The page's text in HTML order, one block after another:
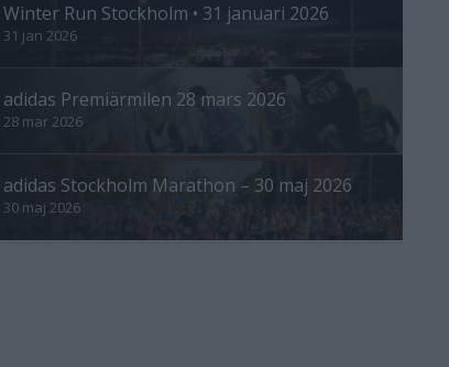
Winter Run Stockholm • 31 januari 2026
31 jan 2026
adidas Premiärmilen 28 mars 2026
28 mar 2026
adidas Stockholm Marathon – 30 maj 2026
30 maj 2026